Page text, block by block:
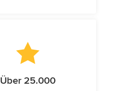
Über 25.000